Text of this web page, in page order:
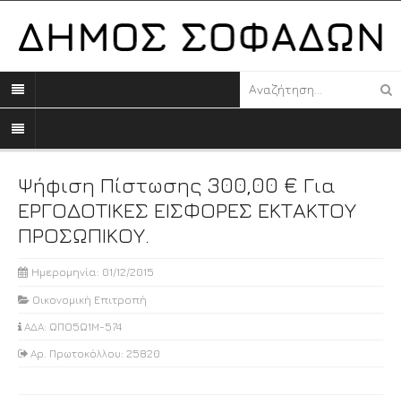
Ψήφιση Πίστωσης 300,00 € Για
ΕΡΓΟΔΟΤΙΚΕΣ ΕΙΣΦΟΡΕΣ ΕΚΤΑΚΤΟΥ
ΠΡΟΣΩΠΙΚΟΥ.
Ημερομηνία: 01/12/2015
Οικονομική Επιτροπή
ΑΔΑ: ΩΠΟ5Ω1Μ-574
Αρ. Πρωτοκόλλου: 25820